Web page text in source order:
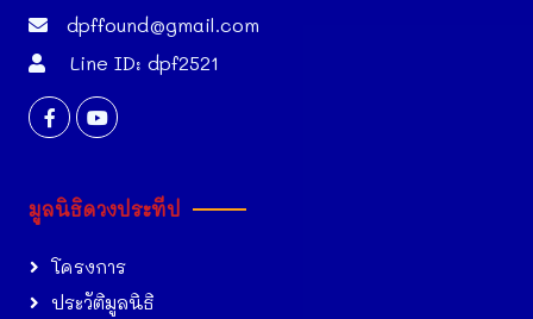
dpffound@gmail.com
Line ID: dpf2521
มูลนิธิดวงประทีป
โครงการ
ประวัติมูลนิธิ